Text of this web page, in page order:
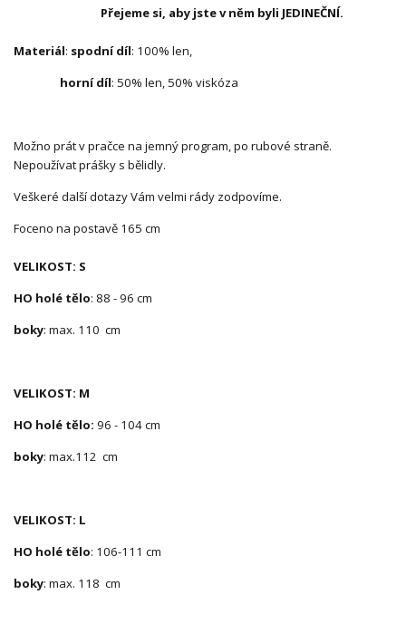
Přejeme si, aby jste v něm byli JEDINEČNÍ.
Materiál: spodní díl: 100% len,
horní díl: 50% len, 50% viskóza
Možno prát v pračce na jemný program, po rubové straně.
Nepoužívat prášky s bělidly.
Veškeré další dotazy Vám velmi rády zodpovíme.
Foceno na postavě 165 cm
VELIKOST: S
HO holé tělo: 88 - 96 cm
boky: max. 110 cm
VELIKOST: M
HO holé tělo: 96 - 104 cm
boky: max.112 cm
VELIKOST: L
HO holé tělo: 106-111 cm
boky: max. 118 cm